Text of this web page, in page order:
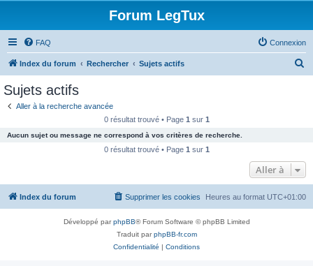
Forum LegTux
FAQ Connexion
Index du forum Rechercher Sujets actifs
c
e
Sujets actifs
Aller à la recherche avancée
0 résultat trouvé • Page 1 sur 1
Aucun sujet ou message ne correspond à vos critères de recherche.
0 résultat trouvé • Page 1 sur 1
Aller à
Index du forum Heures au format UTC+01:00
Supprimer les cookies
Développé parphpBB® Forum Software © phpBB Limited
Traduit parphpBB-fr.com
Confidentialité | Conditions